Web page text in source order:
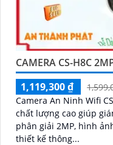
CAMERA CS-H8C
1,119,300 ₫
Camera An Ninh Wifi
chất lượng cao giúp giám
phân giải 2MP, hình ảnh sắc
thiết kế thông...